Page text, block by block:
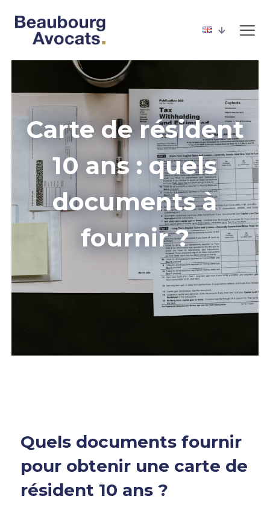
Carte de résident
10 ans : quels
documents à
fournir ?
Quels documents fournir
pour obtenir une carte de
résident 10 ans ?